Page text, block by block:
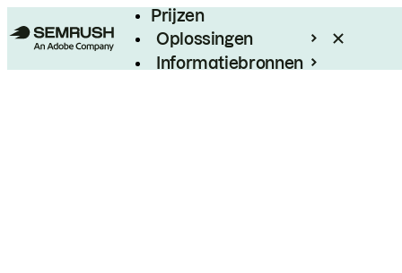
Prijzen
Oplossingen
Informatiebronnen